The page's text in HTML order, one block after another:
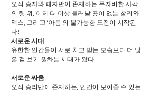
오직 승자와 패자만이 존재하는 무자비한 사각
의 링 위, 이제 더 이상 물러날 곳이 없는 찰리와
맥스, 그리고 ‘아톰’의 불가능한 도전이 시작된
다!
새로운 시대
유한한 인간들이 서로 치고 받는 모습보다 더 많
은 걸 보기 원하는 시대가 왔다.
새로운 싸움
오직 승리만이 존재하는, 인간이 보여줄 수 있는